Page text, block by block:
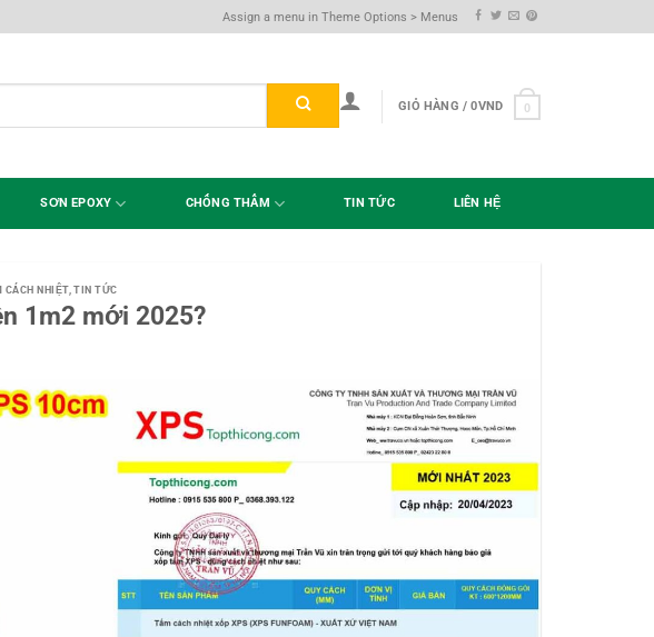
Assign a menu in Theme Options > Menus
GIỎ HÀNG /0VND 0
SƠN EPOXY CHỐNG THẤM TIN TỨC LIÊN HỆ
CÁCH NHIỆT,TIN TỨC
1m2 mới 2025?